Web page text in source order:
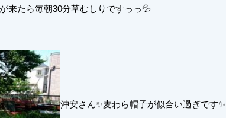
来たら毎朝30分草むしりですっっ💦
沖安さん✨麦わら帽子が似合い過ぎです✨